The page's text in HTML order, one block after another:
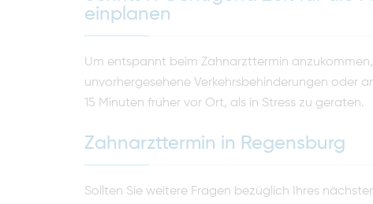
einplanen
Um entspannt beim Zahnarzttermin
unvorhergesehene Verkehrsbehinderungen oder
15 Minuten früher vor Ort, als in Stress zu geraten.
Zahnarzttermin in Regensburg
Sollten Sie weitere Fragen bezüglich Ihres